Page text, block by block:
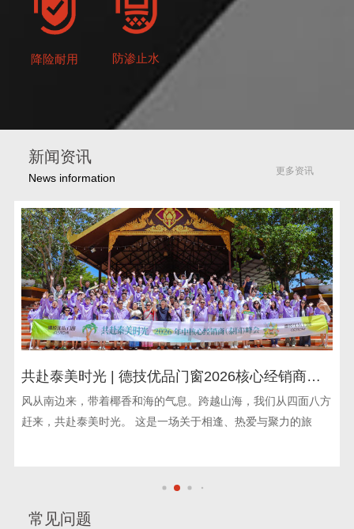
降险耐用 防渗止水
更多资讯
新闻资讯
News information
时光 | 德技优品门窗2026核心经销商泰
满收官
带着椰香和海的气息。跨越山海，我们从四面八方
美时光。 这是一场关于相逢、热爱与聚力的旅
共赴泰美
会荣耀启幕
跨越山海，赴
经销商泰国峰
常见问题